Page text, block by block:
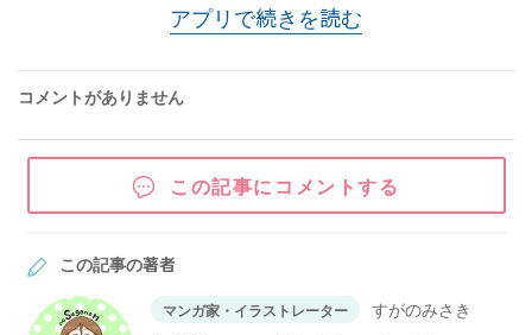
アプリで続きを読む
コメントがありません
この記事にコメントする
この記事の著者
マンガ家・イラストレーター すがのみさき